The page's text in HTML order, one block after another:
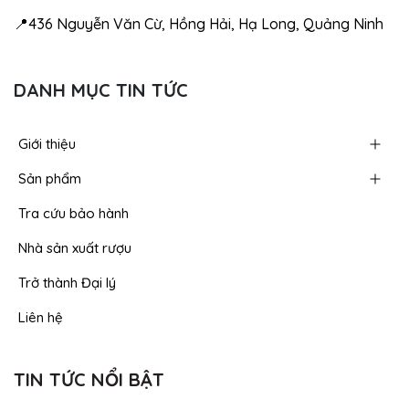
📍436 Nguyễn Văn Cừ, Hồng Hải, Hạ Long, Quảng Ninh
DANH MỤC TIN TỨC
Giới thiệu
Sản phẩm
Tra cứu bảo hành
Nhà sản xuất rượu
Trở thành Đại lý
Liên hệ
TIN TỨC NỔI BẬT